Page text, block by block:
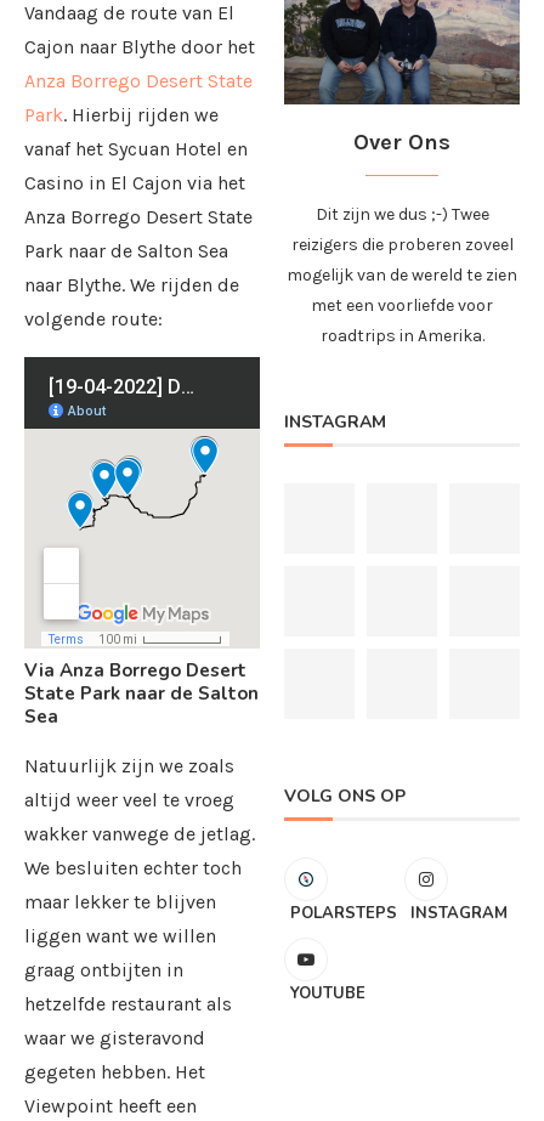
Vandaag de route van El
Cajon naar Blythe door het
Anza Borrego Desert State
Park. Hierbij rijden we
vanaf het Sycuan Hotel en
Casino in El Cajon via het
Anza Borrego Desert State
Park naar de Salton Sea
naar Blythe. We rijden de
volgende route:
Via Anza Borrego Desert
State Park naar de Salton
Sea
Natuurlijk zijn we zoals
altijd weer veel te vroeg
wakker vanwege de jetlag.
We besluiten echter toch
maar lekker te blijven
liggen want we willen
graag ontbijten in
hetzelfde restaurant als
waar we gisteravond
gegeten hebben. Het
Viewpoint heeft een
Over Ons
Dit zijn we dus ;-) Twee
reizigers die proberen zoveel
mogelijk van de wereld te zien
met een voorliefde voor
roadtrips in Amerika.
INSTAGRAM
VOLG ONS OP
POLARSTEPS INSTAGRAM
YOUTUBE